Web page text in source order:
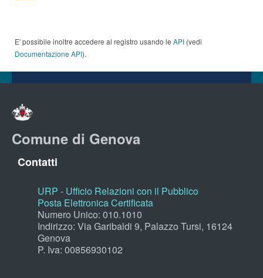
E' possibile inoltre accedere al registro usando le API (vedi
Documentazione API).
Comune di Genova
Contatti
URP - Ufficio Relazioni con il Pubblico
Posta Elettronica Certificata
Numero Unico: 010.1010
Indirizzo: Via Garibaldi 9, Palazzo Tursi, 16124
Genova
P. Iva: 00856930102